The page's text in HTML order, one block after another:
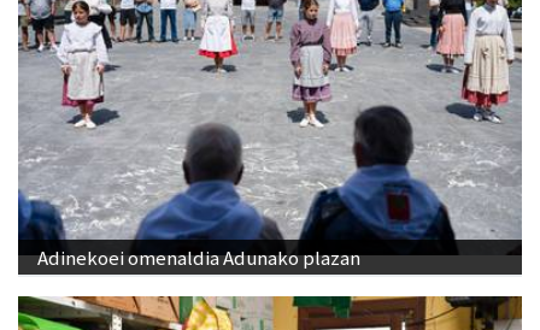
Adinekoei omenaldia Adunako plazan